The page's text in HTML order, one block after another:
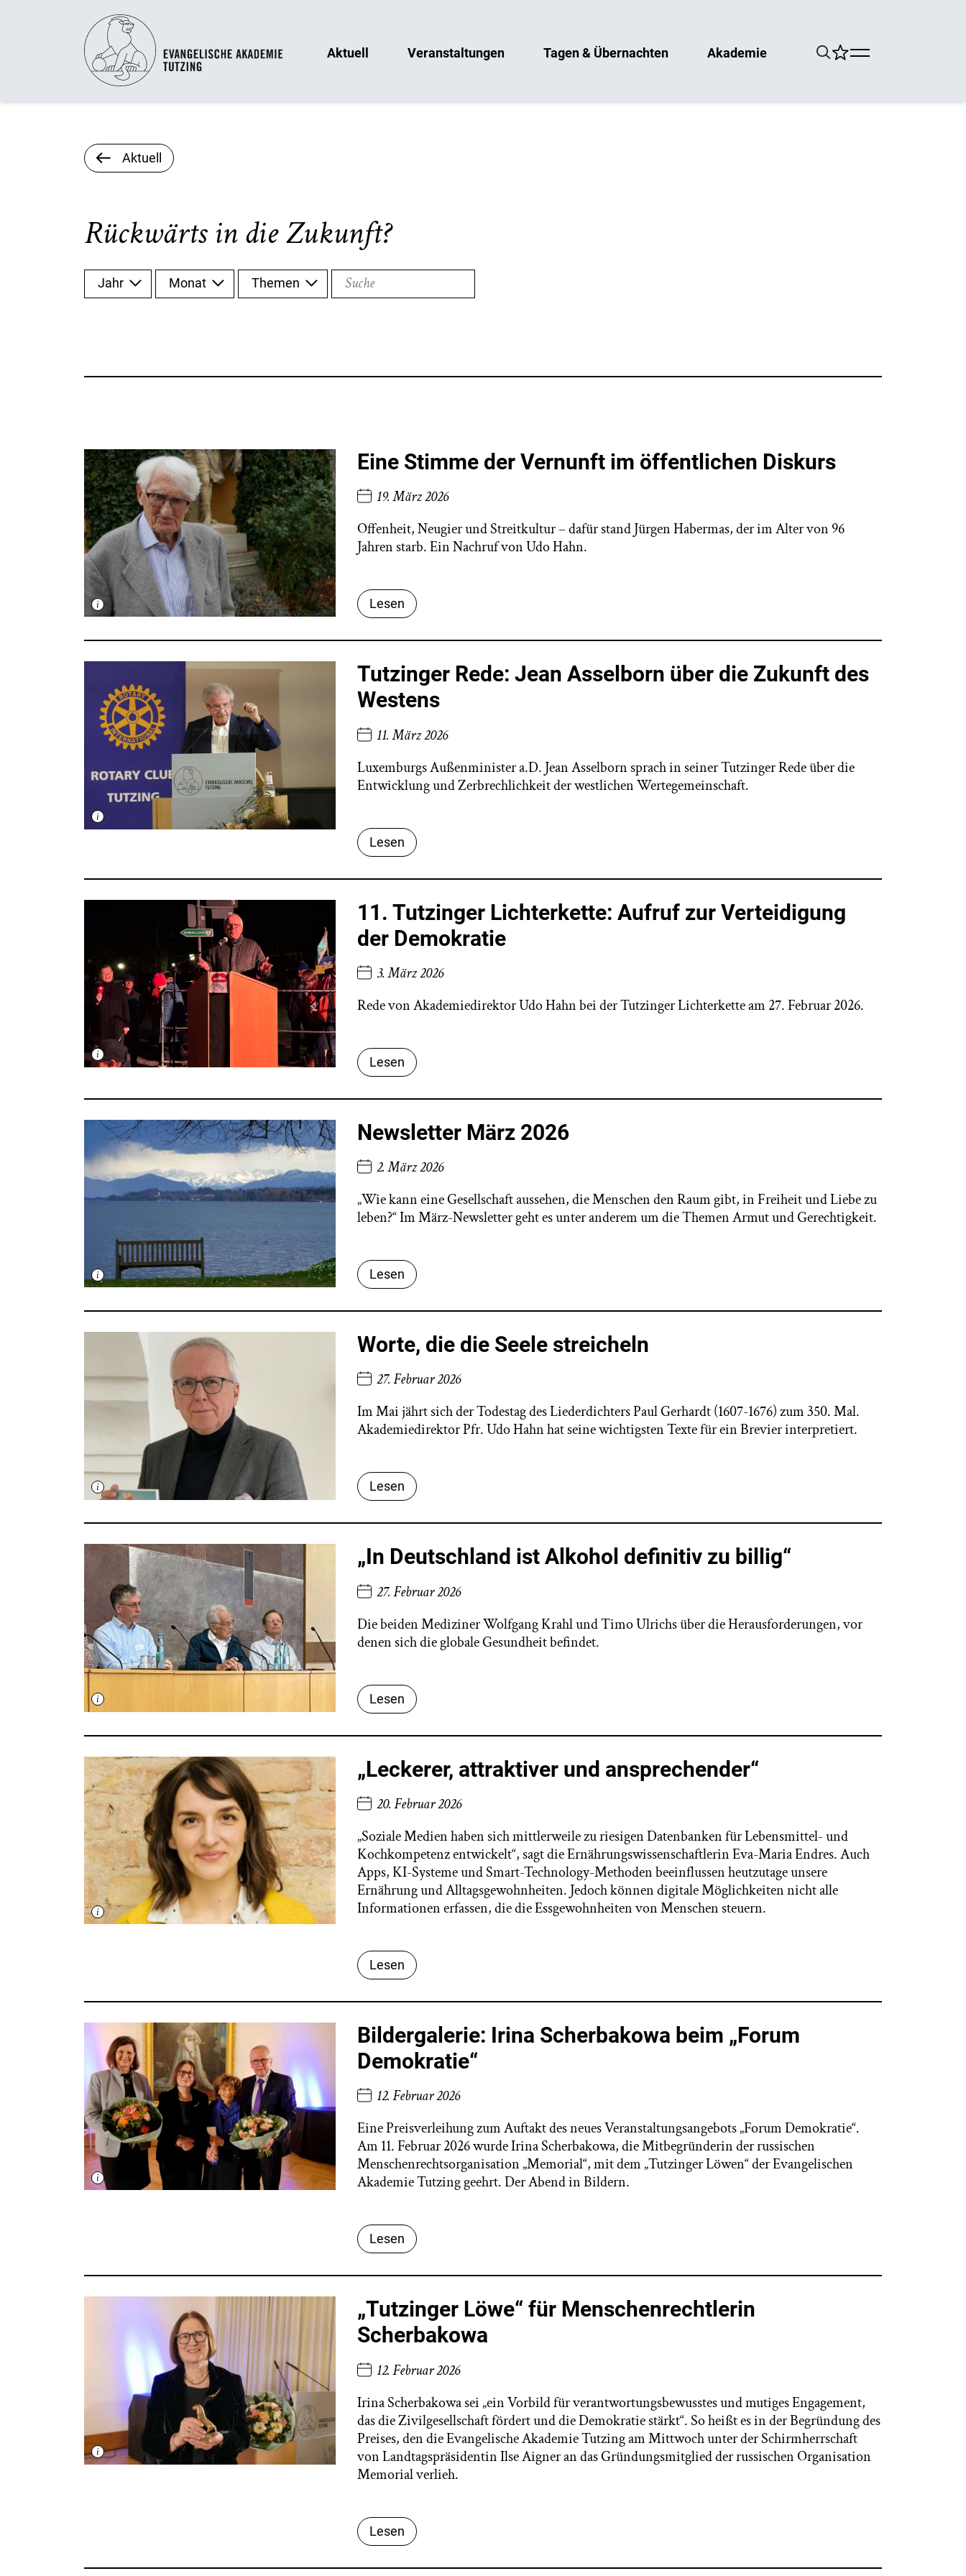
Aktuell Veranstaltungen Tagen & Übernachten Akademie
Aktuell
Rückwärts in die Zukunft?
Jahr Monat Themen Suche
Eine Stimme der Vernunft im öffentlichen Diskurs
19. März 2026
Offenheit, Neugier und Streitkultur – dafür stand Jürgen Habermas, der im Alter von 96
Jahren starb. Ein Nachruf von Udo Hahn.
Lesen
Tutzinger Rede: Jean Asselborn über die Zukunft des
Westens
11. März 2026
Luxemburgs Außenminister a.D. Jean Asselborn sprach in seiner Tutzinger Rede über die
Entwicklung und Zerbrechlichkeit der westlichen Wertegemeinschaft.
Lesen
11. Tutzinger Lichterkette: Aufruf zur Verteidigung
der Demokratie
3. März 2026
Rede von Akademiedirektor Udo Hahn bei der Tutzinger Lichterkette am 27. Februar 2026.
Lesen
Newsletter März 2026
2. März 2026
„Wie kann eine Gesellschaft aussehen, die Menschen den Raum gibt, in Freiheit und Liebe zu
leben?“Im März-Newsletter geht es unter anderem um die Themen Armut und Gerechtigkeit.
Lesen
Worte, die die Seele streicheln
27. Februar 2026
Im Mai jährt sich der Todestag des Liederdichters Paul Gerhardt (1607-1676) zum 350. Mal.
Akademiedirektor Pfr. Udo Hahn hat seine wichtigsten Texte für ein Brevier interpretiert.
Lesen
„In Deutschland ist Alkohol definitiv zu billig“
27. Februar 2026
Die beiden Mediziner Wolfgang Krahl und Timo Ulrichs über die Herausforderungen, vor
denen sich die globale Gesundheit befindet.
Lesen
„Leckerer, attraktiver und ansprechender“
20. Februar 2026
„Soziale Medien haben sich mittlerweile zu riesigen Datenbanken für Lebensmittel- und
Kochkompetenz entwickelt“, sagt die Ernährungswissenschaftlerin Eva-Maria Endres. Auch
Apps, KI-Systeme und Smart-Technology-Methoden beeinflussen heutzutage unsere
Ernährung und Alltagsgewohnheiten. Jedoch können digitale Möglichkeiten nicht alle
Informationen erfassen, die die Essgewohnheiten von Menschen steuern.
Lesen
Bildergalerie: Irina Scherbakowa beim „Forum
Demokratie“
12. Februar 2026
Eine Preisverleihung zum Auftakt des neues Veranstaltungsangebots „Forum Demokratie“.
Am 11. Februar 2026 wurde Irina Scherbakowa, die Mitbegründerin der russischen
Menschenrechtsorganisation „Memorial“, mit dem „Tutzinger Löwen“ der Evangelischen
Akademie Tutzing geehrt. Der Abend in Bildern.
Lesen
„Tutzinger Löwe“ für Menschenrechtlerin
Scherbakowa
12. Februar 2026
Irina Scherbakowa sei „ein Vorbild für verantwortungsbewusstes und mutiges Engagement,
das die Zivilgesellschaft fördert und die Demokratie stärkt“. So heißt es in der Begründung des
Preises, den die Evangelische Akademie Tutzing am Mittwoch unter der Schirmherrschaft
von Landtagspräsidentin Ilse Aigner an das Gründungsmitglied der russischen Organisation
Memorial verlieh.
Lesen